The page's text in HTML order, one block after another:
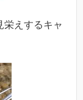
栄えするキャ